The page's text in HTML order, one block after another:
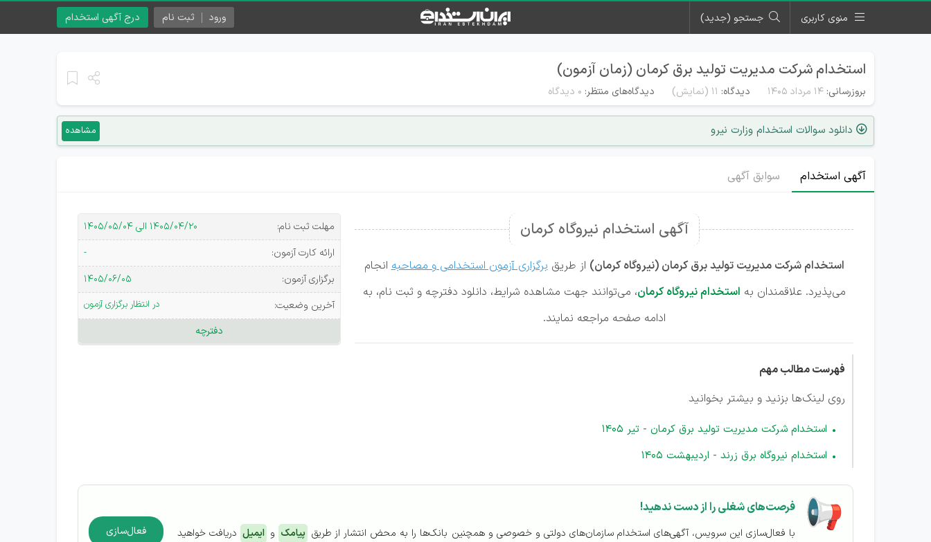
منوی کاربری جستجو (جدید) درج آگهی استخدام ورود ثبت نام
استخدام شرکت مدیریت تولید برق کرمان (زمان آزمون)
بروزرسانی: ۱۴ مرداد ۱۴۰۵ دیدگاه: 11 (نمایش) دیدگاه‌های منتظر: ۰ دیدگاه
دانلود سوالات استخدام وزارت نیرو مشاهده
آگهی استخدام سوابق آگهی
مهلت ثبت نام:
۱۴۰۵/۰۴/۲۰ الی ۱۴۰۵/۰۵/۰۴
ارائه کارت آزمون:
-
برگزاری آزمون:
۱۴۰۵/۰۶/۰۵
آخرین وضعیت:
در انتظار برگزاری آزمون
دفترچه
آگهی استخدام نیروگاه کرمان
استخدام شرکت مدیریت تولید برق کرمان (نیروگاه‌ کرمان) از طریقبرگزاری آزمون استخدامی و مصاحبهانجام
می‌پذیرد. علاقمندان به استخدام نیروگاه کرمان، می‌توانند جهت مشاهده شرایط، دانلود دفترچه و ثبت نام، به
ادامه صفحه مراجعه نمایند.
فهرست مطالب مهم
روی لینک‌ها بزنید و بیشتر بخوانید
استخدام شرکت مدیریت تولید برق کرمان - تیر 1405
استخدام نیروگاه برق زرند - اردیبهشت 1405
فرصت‌های شغلی را از دست ندهید!
با فعال‌سازی این سرویس، آگهی‌های استخدام سازمان‌های دولتی و خصوصی و همچنین بانک‌ها را به محض انتشار از طریق پیامک و ایمیل دریافت خواهید
فعال‌سازی